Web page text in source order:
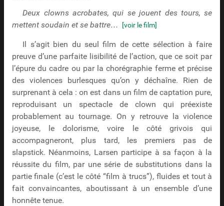
Deux clowns acrobates, qui se jouent des tours, se
mettent soudain et se battre…
[voir le film]
Il s’agit bien du seul film de cette sélection à faire
preuve d’une parfaite lisibilité de l’action, que ce soit par
l’épure du cadre ou par la chorégraphie ferme et précise
des violences burlesques qu’on y déchaîne. Rien de
surprenant à cela : on est dans un film de captation pure,
reproduisant un spectacle de clown qui préexiste
probablement au tournage. On y retrouve la violence
joyeuse, le dolorisme, voire le côté grivois qui
accompagneront, plus tard, les premiers pas de
slapstick. Néanmoins, Larsen participe à sa façon à la
réussite du film, par une série de substitutions dans la
partie finale (c’est le côté “film à trucs”), fluides et tout à
fait convaincantes, aboutissant à un ensemble d’une
honnête tenue.